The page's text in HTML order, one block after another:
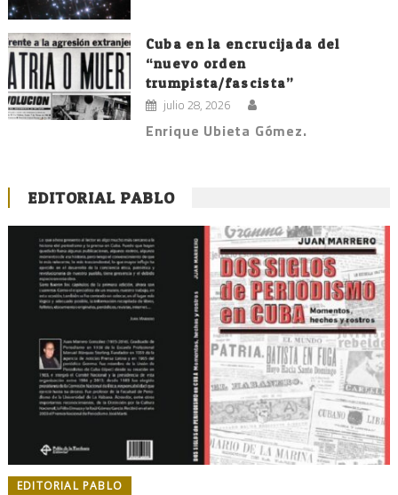
Cuba en la encrucijada del
“nuevo orden
trumpista/fascista”
julio 28, 2026
Enrique Ubieta Gómez.
EDITORIAL PABLO
EDITORIAL PABLO